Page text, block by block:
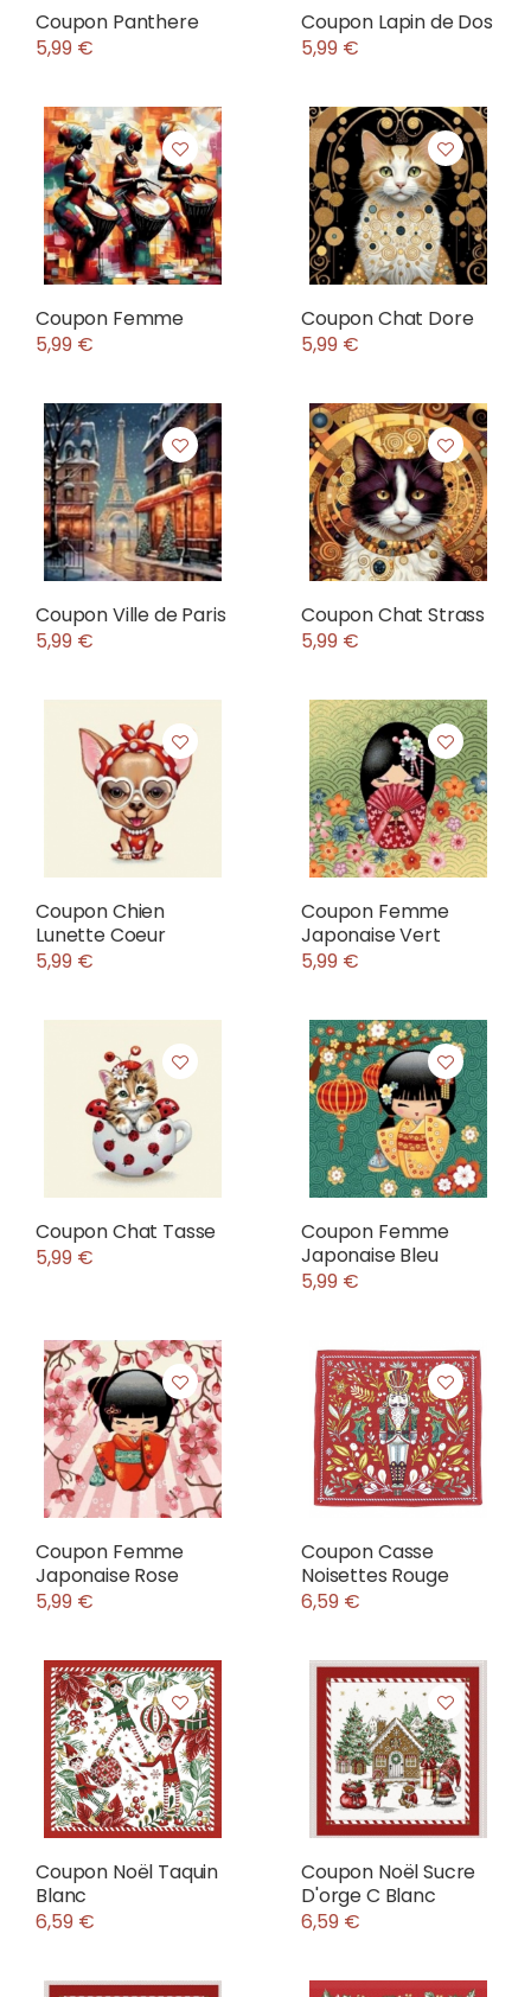
Coupon Panthere
5,99 €
Coupon Lapin de Dos
5,99 €
Coupon Femme
5,99 €
Coupon Chat Dore
5,99 €
Coupon Ville de Paris
5,99 €
Coupon Chat Strass
5,99 €
Coupon Chien
Lunette Coeur
5,99 €
Coupon Femme
Japonaise Vert
5,99 €
Coupon Chat Tasse
5,99 €
Coupon Femme
Japonaise Bleu
5,99 €
Coupon Femme
Japonaise Rose
5,99 €
Coupon Casse
Noisettes Rouge
6,59 €
Coupon Noël Taquin
Blanc
6,59 €
Coupon Noël Sucre
D'orge C Blanc
6,59 €